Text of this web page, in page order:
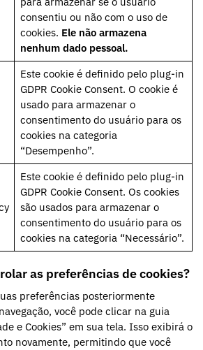
consentiu ou não com o uso de
cookies. Ele não armazena
nenhum dado pessoal.
Este cookie é definido pelo plug-in
GDPR Cookie Consent. O cookie é
usado para armazenar o
consentimento do usuário para os
cookies na categoria
“Desempenho”.
Este cookie é definido pelo plug-in
GDPR Cookie Consent. Os cookies
são usados para armazenar o
consentimento do usuário para os
cookies na categoria “Necessário”.
as preferências de cookies?
preferências posteriormente
você pode clicar na guia
e Cookies” em sua tela. Isso exibirá o
novamente, permitindo que você